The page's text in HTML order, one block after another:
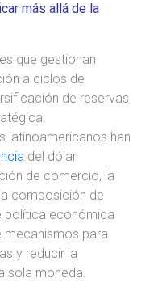
más allá de la
que gestionan
a ciclos de
de reservas
latinoamericanos han
del dólar
de comercio, la
composición de
política económica
mecanismos para
y reducir la
sola moneda.